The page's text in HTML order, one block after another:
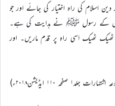
اسلام کی راہ اختیار کی جائے اور جو
اس کے رسول ﷺ نے ہدایت کی ہے۔
ٹھیک اسی راہ پر قدم ماریں۔ اور
جلد۱ صفحہ ۱۱۰ ایڈیشن۲۰۱۸ء)